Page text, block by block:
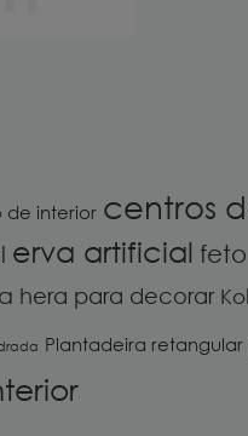
de interior centros
erva artificial
hera para decorar
Plantadeira retangular